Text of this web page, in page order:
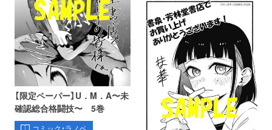
【限定ペーパー】U．M．A〜未
確認総合格闘技〜 5巻